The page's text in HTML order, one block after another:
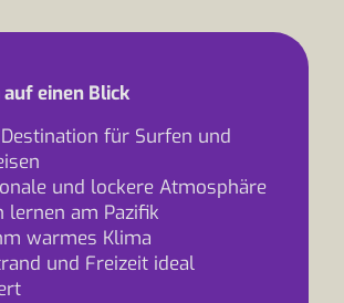
einen Blick
für Surfen und
und lockere Atmosphäre
lernen am Pazifik
warmes Klima
und Freizeit ideal